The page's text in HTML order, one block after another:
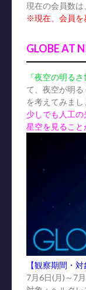
現在の会員数は
※現在、会員を
GLOBE AT
『夜空の明る
て、夜空が明る
を考えてみまし
少しでも人工
星空を見ること
【観察期間・対
7月6日(月)～7